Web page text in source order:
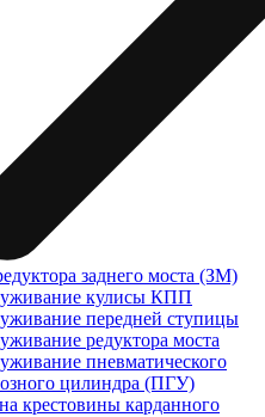
заднего моста (ЗМ)
кулисы КПП
передней ступицы
редуктора моста
пневматического
цилиндра (ПГУ)
крестовины карданного